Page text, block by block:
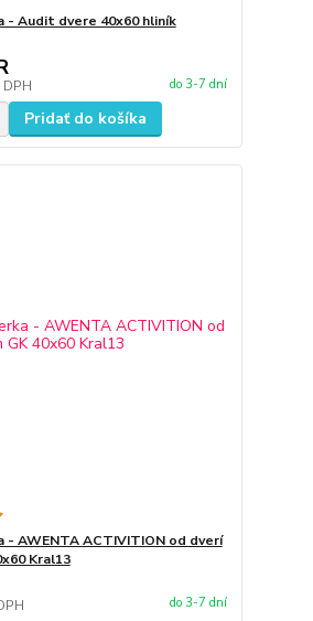
- Audit dvere 40x60 hliník
do 3-7 dní
Pridať do košíka
- AWENTA ACTIVITION od dverí
Kral13
do 3-7 dní